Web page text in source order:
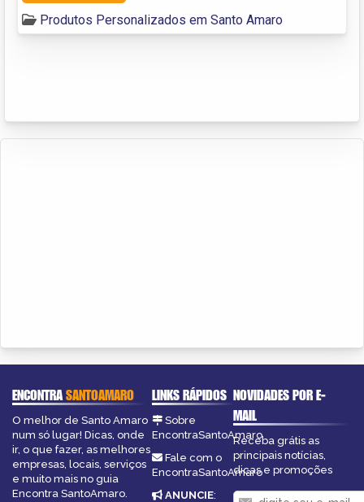
Produtos Personalizados em Santo Amaro
ENCONTRASANTOAMARO
O melhor de Santo Amaro
num só lugar! Dicas, onde
ir, o que fazer, as melhores
empresas, locais, serviços
e muito mais no guia
Encontra SantoAmaro.
LINKS RÁPIDOS
Sobre
EncontraSantoAmaro
Fale com o
EncontraSantoAmaro
ANUNCIE:
NOVIDADES POR E-
MAIL
Receba grátis as
principais notícias,
dicas e promoções